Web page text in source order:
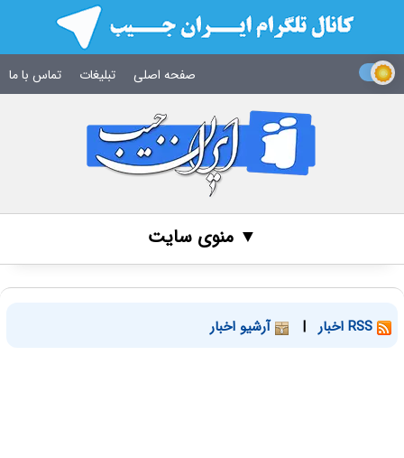
صفحه اصلی تبلیغات تماس با ما
▼ منوی سایت
| آرشیو اخبار